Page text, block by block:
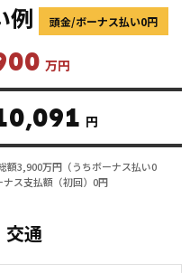
例 頭金/ボーナス払い0円
万円
円
額3,900万円（うちボーナス払い0
ス支払額（初回）0円
交通